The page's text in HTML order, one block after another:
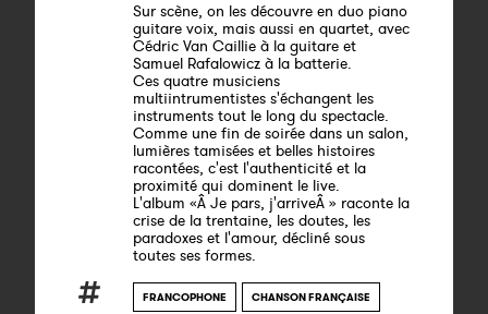
Sur scène, on les découvre en duo piano
guitare voix, mais aussi en quartet, avec
Cédric Van Caillie à la guitare et
Samuel Rafalowicz à la batterie.
Ces quatre musiciens
multiintrumentistes s'échangent les
instruments tout le long du spectacle.
Comme une fin de soirée dans un salon,
lumières tamisées et belles histoires
racontées, c'est l'authenticité et la
proximité qui dominent le live.
L'album «Â Je pars, j'arriveÂ » raconte la
crise de la trentaine, les doutes, les
paradoxes et l'amour, décliné sous
toutes ses formes.
FRANCOPHONE CHANSON FRANÇAISE